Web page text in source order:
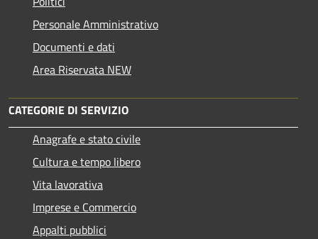
Personale Amministrativo
Documenti e dati
Area Riservata NEW
CATEGORIE DI SERVIZIO
Anagrafe e stato civile
Cultura e tempo libero
Vita lavorativa
Imprese e Commercio
Appalti pubblici